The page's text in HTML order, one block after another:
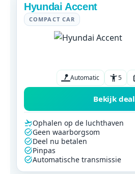
Hyundai Accent
COMPACT CAR
Automatic 5
Bekijk deal
Ophalen op de luchthaven
Geen waarborgsom
Deel nu betalen
Pinpas
Automatische transmissie